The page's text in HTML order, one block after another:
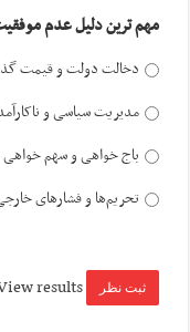
مهم ترین دلیل عدم
دخالت دولت و قیمت
مدیریت سیاسی و
باج خواهی و سهم خواهی
تحریم‌ها و فشارهای
results